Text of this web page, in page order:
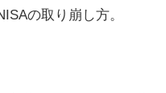
の取り崩し方。